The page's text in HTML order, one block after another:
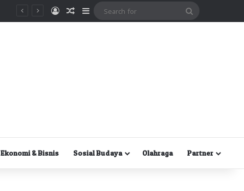
MasukRandom Article
Sidebar
Ekonomi & Bisnis Sosial Budaya Olahraga Partner